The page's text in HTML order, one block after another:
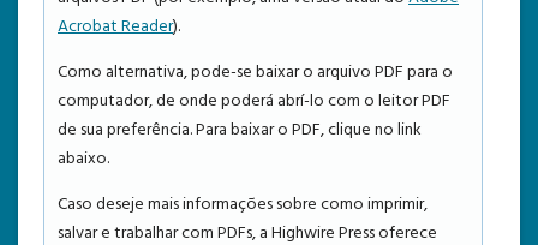
ANTERIORES
ESTATÍSTICAS
TEMPLATE DE SUBMISSÃO
Acrobat Reader).
Como alternativa, pode-se baixar o arquivo PDF para o
computador, de onde poderá abrí-lo com o leitor PDF
de sua preferência. Para baixar o PDF, clique no link
abaixo.
Caso deseje mais informações sobre como imprimir,
salvar e trabalhar com PDFs, a Highwire Press oferece